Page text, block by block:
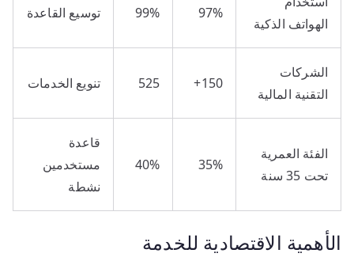
الهواتف الذكية
97%
99% توسيع القاعدة
الشركات
التقنية المالية
150+
525 تنويع الخدمات
الفئة العمرية
تحت 35 سنة
35%
40%
قاعدة
مستخدمين
نشطة
الأهمية الاقتصادية للخدمة